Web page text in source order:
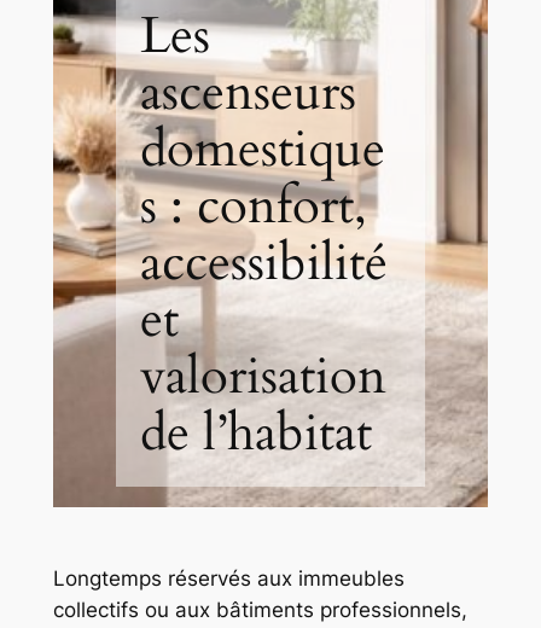
Les
ascenseurs
domestique
s : confort,
accessibilité
et
valorisation
de l’habitat
Longtemps réservés aux immeubles
collectifs ou aux bâtiments professionnels,